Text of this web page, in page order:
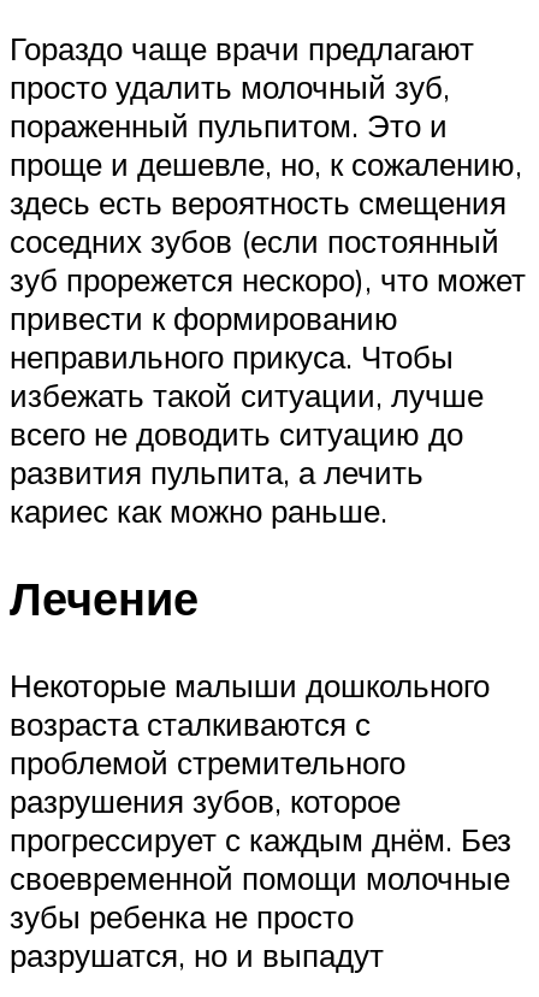
Гораздо чаще врачи предлагают
просто удалить молочный зуб,
пораженный пульпитом. Это и
проще и дешевле, но, к сожалению,
здесь есть вероятность смещения
соседних зубов (если постоянный
зуб прорежется нескоро), что может
привести к формированию
неправильного прикуса. Чтобы
избежать такой ситуации, лучше
всего не доводить ситуацию до
развития пульпита, а лечить
кариес как можно раньше.
Лечение
Некоторые малыши дошкольного
возраста сталкиваются с
проблемой стремительного
разрушения зубов, которое
прогрессирует с каждым днём. Без
своевременной помощи молочные
зубы ребенка не просто
разрушатся, но и выпадут